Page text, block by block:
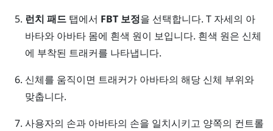
런치 패드탭에서 FBT 보정을 선택합니다. T 자세의 아
바타와 아바타 몸에 흰색 원이 보입니다. 흰색 원은 신체
에 부착된 트래커를 나타냅니다.
신체를 움직이면 트래커가 아바타의 해당 신체 부위와
맞춥니다.
사용자의 손과 아바타의 손을 일치시키고 양쪽의 컨트롤